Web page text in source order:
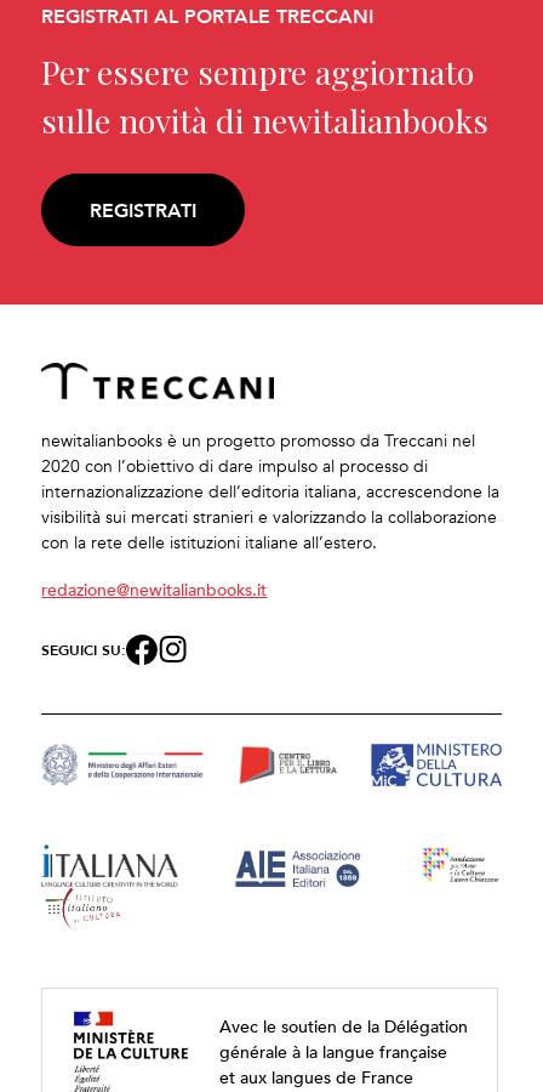
REGISTRATI AL PORTALE TRECCANI
Per essere sempre aggiornato
sulle novità di newitalianbooks
REGISTRATI
newitalianbooks è un progetto promosso da Treccani nel
2020 con l’obiettivo di dare impulso al processo di
internazionalizzazione dell’editoria italiana, accrescendone la
visibilità sui mercati stranieri e valorizzando la collaborazione
con la rete delle istituzioni italiane all’estero.
redazione@newitalianbooks.it
SEGUICI SU:
Avec le soutien de la Délégation
générale à la langue française
et aux langues de France